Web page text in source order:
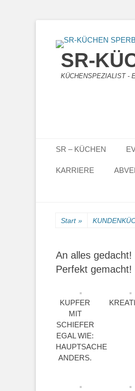
SR-
KÜCHENSPEZIALIST -
Primäres Menü
Inhalt
springen
SR – KÜCHEN
KARRIERE
Start »
An alles gedacht!
Perfekt gemacht!
KUPFER
MIT
SCHIEFER
EGAL WIE:
HAUPTSACHE
ANDERS.